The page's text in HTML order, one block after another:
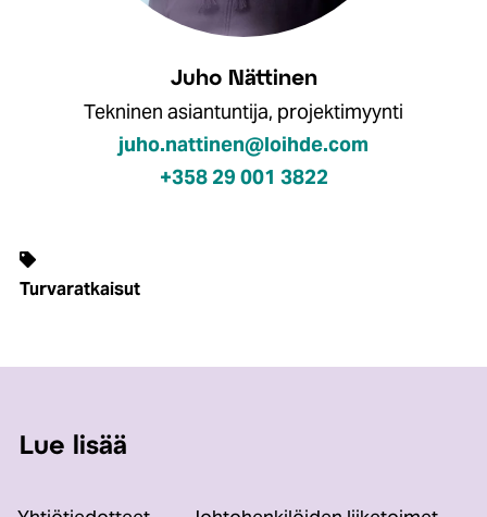
Juho Nättinen
Tekninen asiantuntija, projektimyynti
juho.nattinen@loihde.com
+358 29 001 3822
Turvaratkaisut
Lue lisää